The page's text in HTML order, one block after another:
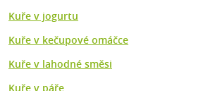
Kuře v jogurtu
Kuře v kečupové omáčce
Kuře v lahodné směsi
Kuře v páře